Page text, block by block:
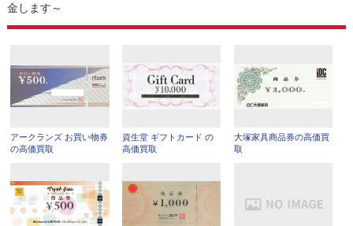
金します～
アークランズ お買い物券
の高価買取
資生堂 ギフトカード の
高価買取
大塚家具商品券の高価買
取